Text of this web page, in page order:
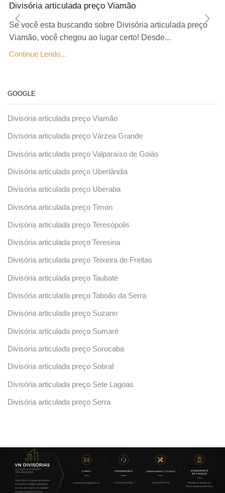
Divisória articulada preço Viamão
Se você esta buscando sobre Divisória articulada preço
Viamão, você chegou ao lugar certo! Desde...
Continue Lendo...
GOOGLE
Divisória articulada preço Viamão
Divisória articulada preço Várzea Grande
Divisória articulada preço Valparaíso de Goiás
Divisória articulada preço Uberlândia
Divisória articulada preço Uberaba
Divisória articulada preço Timon
Divisória articulada preço Teresópolis
Divisória articulada preço Teresina
Divisória articulada preço Teixeira de Freitas
Divisória articulada preço Taubaté
Divisória articulada preço Taboão da Serra
Divisória articulada preço Suzano
Divisória articulada preço Sumaré
Divisória articulada preço Sorocaba
Divisória articulada preço Sobral
Divisória articulada preço Sete Lagoas
Divisória articulada preço Serra